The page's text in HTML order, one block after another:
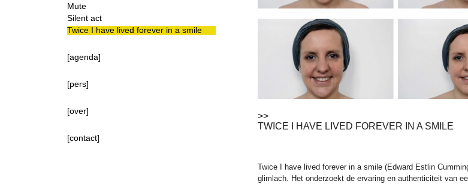
Mute
Silent act
Twice I have lived forever in a smile
[agenda]
[pers]
[over]
[contact]
>>
TWICE I HAVE LIVED FOREVER IN A SMILE
Twice I have lived forever in a smile (Edward Estlin
glimlach. Het onderzoekt de ervaring en authenticiteit van